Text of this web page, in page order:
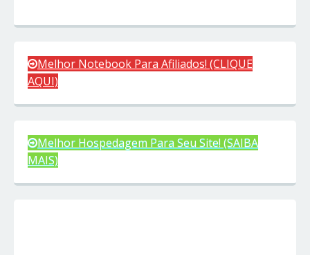
Melhor Notebook Para Afiliados! (CLIQUE
AQUI)
Melhor Hospedagem Para Seu Site! (SAIBA
MAIS)